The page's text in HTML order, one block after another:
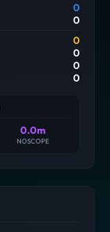
0
0
0
0
0
0
0.0m
NOSCOPE